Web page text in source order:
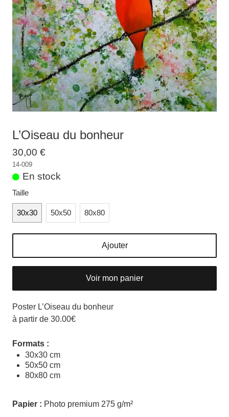
Vente▼
Boutique
Contact
Newsletter
BLOG
Français
L’Oiseau du bonheur
30,00 €
14-009
En stock
Taille
30x30 50x50 80x80
Ajouter
Voir mon panier
Poster L’Oiseau du bonheur
à partir de 30.00€
Formats :
30x30 cm
50x50 cm
80x80 cm
Papier : Photo premium 275 g/m²